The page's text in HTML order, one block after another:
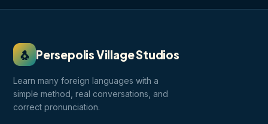
🐧 Persepolis Village Studios
Learn many foreign languages with a
simple method, real conversations, and
correct pronunciation.